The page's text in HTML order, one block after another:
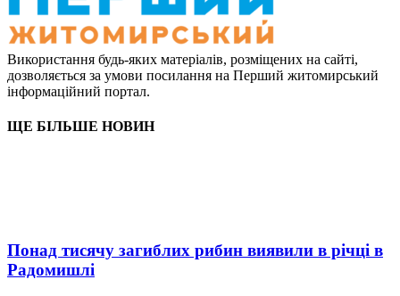
Використання будь-яких матеріалів, розміщених на сайті,
дозволяється за умови посилання на Перший житомирський
інформаційний портал.
ЩЕ БІЛЬШЕ НОВИН
Понад тисячу загиблих рибин виявили в річці в
Радомишлі